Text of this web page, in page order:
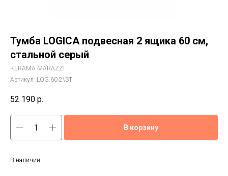
Тумба LOGICA подвесная 2 ящика 60 см,
стальной серый
KERAMA MARAZZI
Артикул: LOG.60.2\ST
52 190 р.
В корзину
В наличии